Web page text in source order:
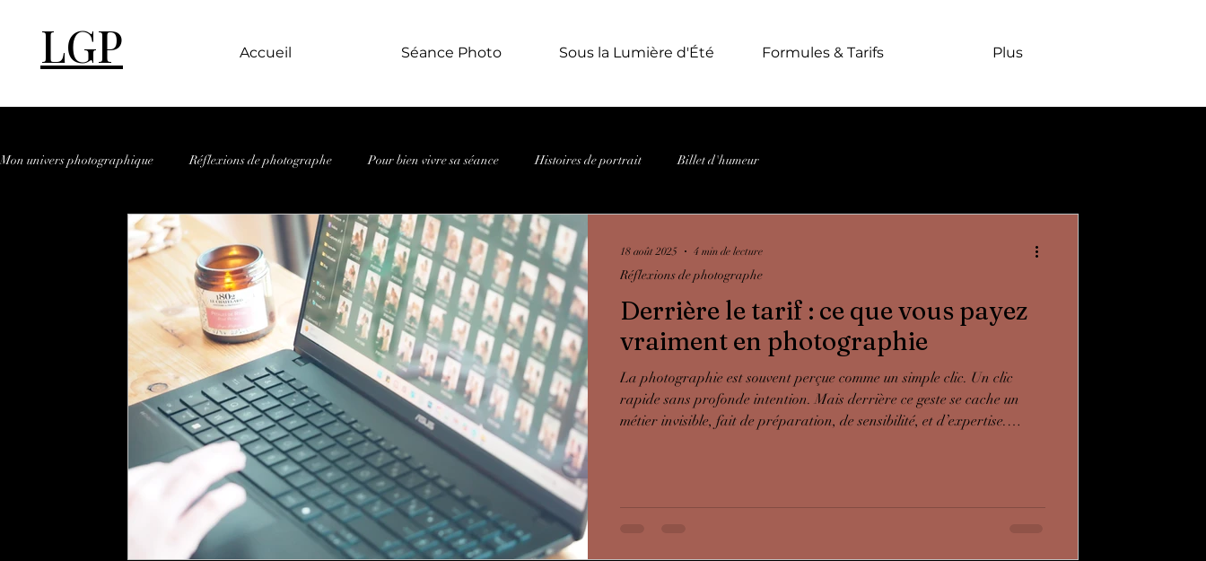
LGP Accueil Séance Photo Sous la Lumière d'Été Formules & Tarifs Plus
Mon univers photographique Réflexions de photographe Pour bien vivre sa séance Histoires de portrait Billet d'humeur
Derrière le tarif : ce que vous payez
vraiment en photographie
La photographie est souvent perçue comme un simple clic. Un clic
rapide sans profonde intention. Mais derrière ce geste se cache un
métier invisible, fait de préparation, de sensibilité, et d’expertise.
Réflexions de photographe
18 août 2025 4 min de lecture